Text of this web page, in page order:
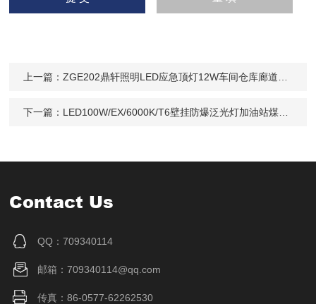
上一篇：ZGE202鼎轩照明LED应急顶灯12W车间仓库廊道灯具
下一篇： LED100W/EX/6000K/T6壁挂防爆泛光灯加油站煤棚化工厂圆形投光灯
Contact Us
QQ：709340114
邮箱：709340114@qq.com
传真：86-0577-62262530